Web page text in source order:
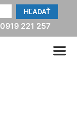
HĽADAŤ
0919 221 257